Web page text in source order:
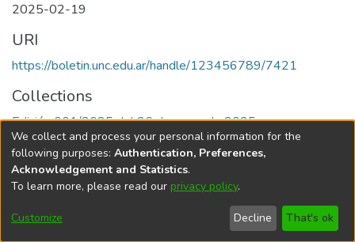
2025-02-19
URI
https://boletin.unc.edu.ar/handle/123456789/7421
Collections
Edición 001/2025 del 26 de mayo de 2025
Universidad Nacional de Córdoba
We collect and process your personal information for the
following purposes: Authentication, Preferences,
Acknowledgement and Statistics.
To learn more, please read our privacy policy.
Customize Decline That's ok